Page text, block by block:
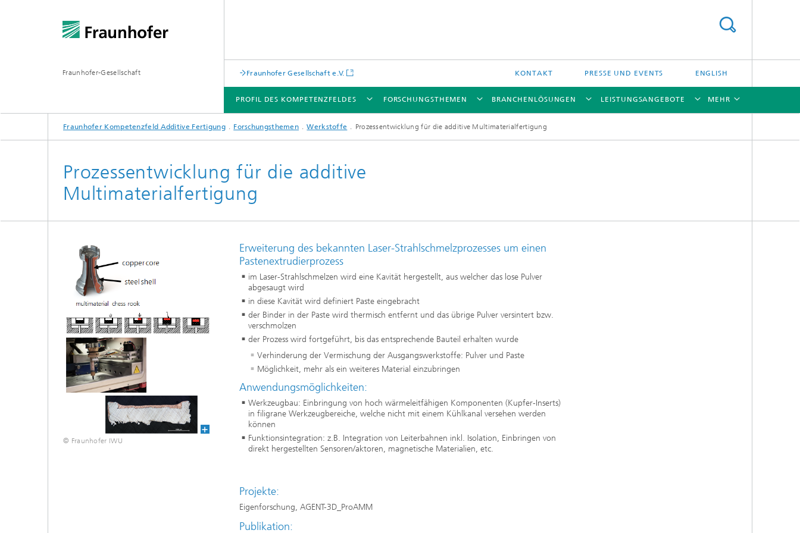
Fraunhofer-Gesellschaft Fraunhofer Gesellschaft e.V. KONTAKT PRESSE UND EVENTS ENGLISH
PROFIL DES KOMPETENZFELDES
PROFIL DES KOMPETENZFELDES
FORSCHUNGSTHEMEN
FORSCHUNGSTHEMEN
BRANCHENLÖSUNGEN
BRANCHENLÖSUNGEN
LEISTUNGSANGEBOTE
LEISTUNGSANGEBOTE
MEHR
Fraunhofer Kompetenzfeld Additive Fertigung Forschungsthemen Werkstoffe Prozessentwicklung für die additive Multimaterialfertigung
Prozessentwicklung für die additive
Multimaterialfertigung
© Fraunhofer IWU
Erweiterung des bekannten Laser-Strahlschmelzprozesses um einen
Pastenextrudierprozess
im Laser-Strahlschmelzen wird eine Kavität hergestellt, aus welcher das lose Pulver
abgesaugt wird
in diese Kavität wird definiert Paste eingebracht
der Binder in der Paste wird thermisch entfernt und das übrige Pulver versintert bzw.
verschmolzen
der Prozess wird fortgeführt, bis das entsprechende Bauteil erhalten wurde
Verhinderung der Vermischung der Ausgangswerkstoffe: Pulver und Paste
Möglichkeit, mehr als ein weiteres Material einzubringen
Anwendungsmöglichkeiten:
Werkzeugbau: Einbringung von hoch wärmeleitfähigen Komponenten (Kupfer-Inserts)
in filigrane Werkzeugbereiche, welche nicht mit einem Kühlkanal versehen werden
können
Funktionsintegration: z.B. Integration von Leiterbahnen inkl. Isolation, Einbringen von
direkt hergestellten Sensoren/aktoren, magnetische Materialien, etc.
Projekte:
Eigenforschung, AGENT-3D_ProAMM
Publikation: